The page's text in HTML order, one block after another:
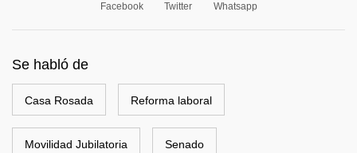
Facebook Twitter Whatsapp
Se habló de
Casa Rosada Reforma laboral
Movilidad Jubilatoria Senado